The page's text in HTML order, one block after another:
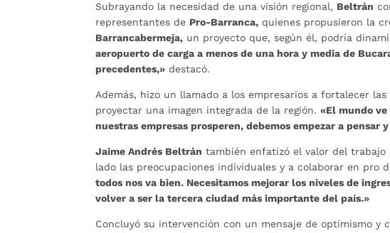
Subrayando la necesidad de una visión regional, Beltrán
representantes de Pro-Barranca, quienes propusieron la
Barrancabermeja, un proyecto que, según él, podría
aeropuerto de carga a menos de una hora y media de
precedentes,» destacó.
Además, hizo un llamado a los empresarios a fortalecer
proyectar una imagen integrada de la región.«El mundo
nuestras empresas prosperen, debemos empezar a pensar
Jaime Andrés Beltrán también enfatizó el valor del
lado las preocupaciones individuales y a colaborar en pro
todos nos va bien. Necesitamos mejorar los niveles de
volver a ser la tercera ciudad más importante del país.»
Concluyó su intervención con un mensaje de optimismo